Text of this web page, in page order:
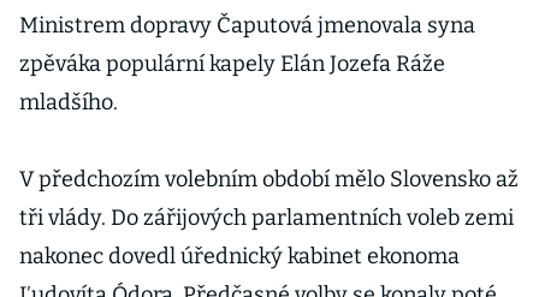
Ministrem dopravy Čaputová jmenovala syna
zpěváka populární kapely Elán Jozefa Ráže
mladšího.
V předchozím volebním období mělo Slovensko až
tři vlády. Do zářijových parlamentních voleb zemi
nakonec dovedl úřednický kabinet ekonoma